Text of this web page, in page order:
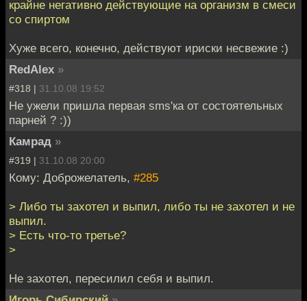
крайне негативно действующие на организм в смеси
со спиртом
Хуже всего, конечно, действуют ириски несвежие :)
RedAlex »
#318 | 31.10.08 19:52
Не ужели пришла первая sms'ка от состоятельных
парней ? :))
Кaмрaд »
#319 | 31.10.08 20:00
Кому: Доброжелатель, #285
> Либо ты захотел и выпил, либо ты не захотел и не
выпил.
> Есть что-то третье?
>
Не захотел, пересилил себя и выпил.